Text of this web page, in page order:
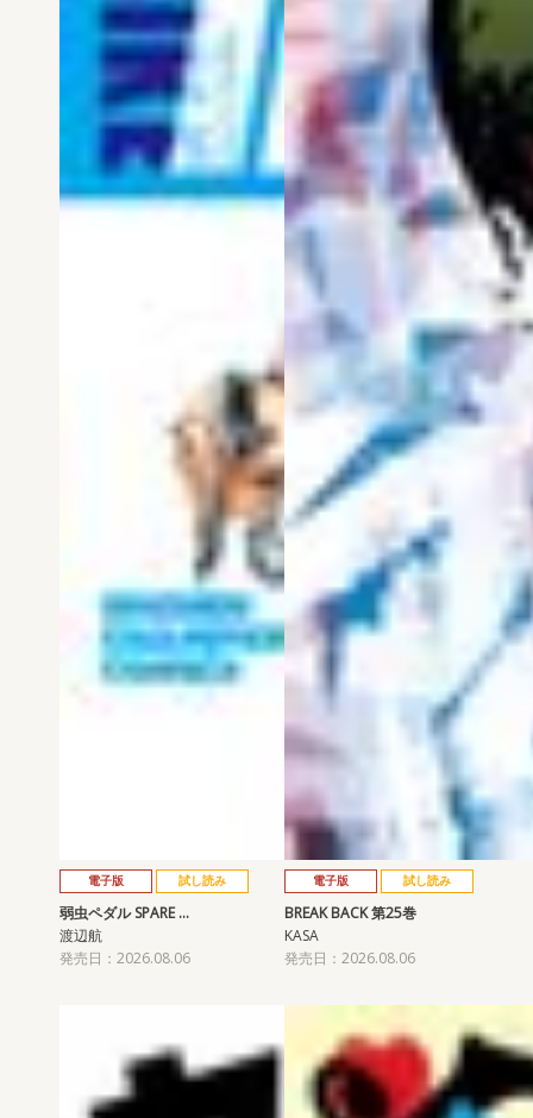
電子版 試し読み
弱虫ペダル SPARE …
渡辺航
発売日：2026.08.06
電子版 試し読み
BREAK BACK 第25巻
KASA
発売日：2026.08.06